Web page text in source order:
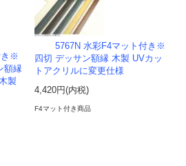
き※
額縁
製
5767N 水彩F4マット付き※
四切 デッサン額縁 木製 UVカッ
トアクリルに変更仕様
4,420円(内税)
F4マット付き商品